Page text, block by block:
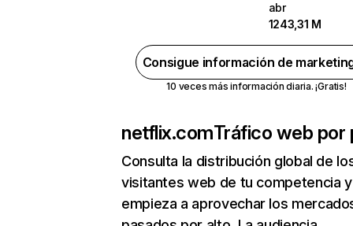
abr
1243,31 M
Consigue información de
10 veces más información diaria. ¡Gratis!
netflix.comTráfico web por
Consulta la distribución global de
visitantes web de tu competencia y
empieza a aprovechar los